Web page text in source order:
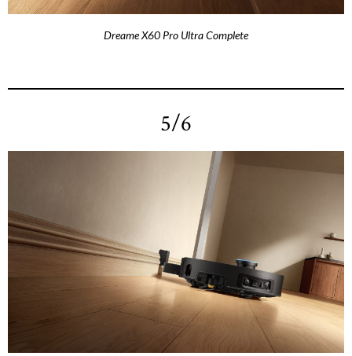
Dreame X60 Pro Ultra Complete
5/6